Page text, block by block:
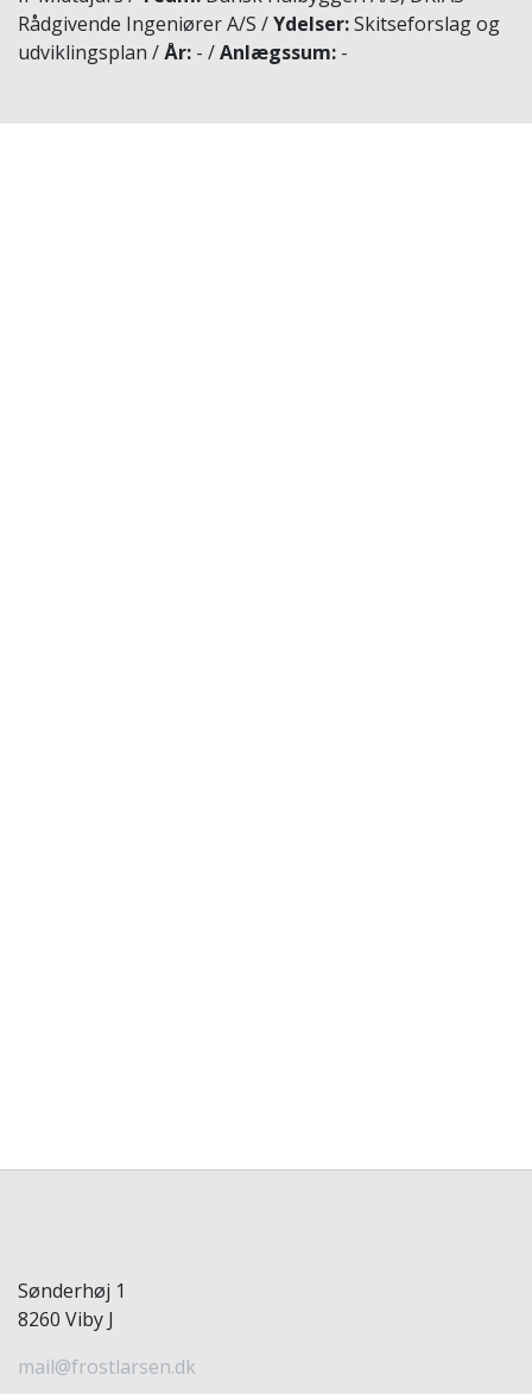
Rådgivende Ingeniører A/S
Ydelser Skitseforslag og
udviklingsplan
År - Anlægssum -
Sønderhøj 1
8260 Viby J
mail@frostlarsen.dk